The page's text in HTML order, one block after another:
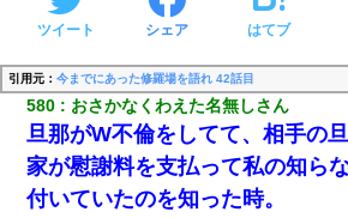
ツイート シェア はてブ
引用元： 今までにあった修羅場を語れ 42話目
580 おさかなくわえた名無しさん
旦那がW不倫をしてて、相手の
家が慰謝料を支払って私の知ら
付いていたのを知った時。